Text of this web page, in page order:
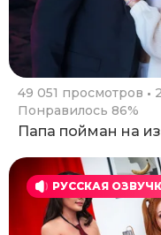
49 051 просмотров
Понравилось 86%
Папа пойман на
РУССКАЯ